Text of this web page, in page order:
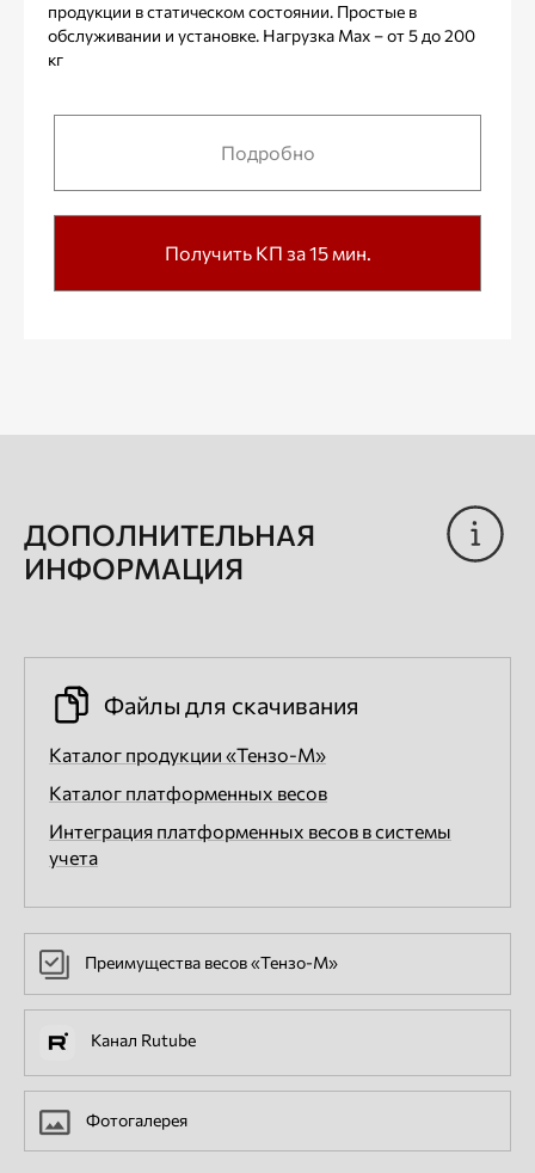
продукции в статическом состоянии. Простые в
обслуживании и установке. Нагрузка Max – от 5 до 200
кг
Подробно
Получить КП за 15 мин.
ДОПОЛНИТЕЛЬНАЯ
ИНФОРМАЦИЯ
Файлы для скачивания
Каталог продукции «Тензо-М»
Каталог платформенных весов
Интеграция платформенных весов в системы
учета
Преимущества весов «Тензо-М»
Канал Rutube
Фотогалерея